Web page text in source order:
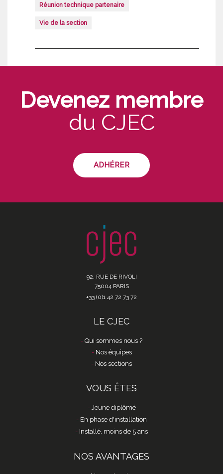
Réunion technique partenaire
Vie de la section
Devenez membre
du CJEC
ADHÉRER
92, RUE DE RIVOLI
75004 PARIS
+33 (0)1 42 72 73 72
LE CJEC
Qui sommes nous ?
Nos équipes
Nos sections
VOUS ÊTES
Jeune diplômé
En phase d'installation
Installé, moins de 5 ans
NOS AVANTAGES